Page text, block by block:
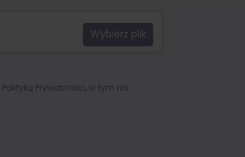
Polityką Prywatności , w tym na